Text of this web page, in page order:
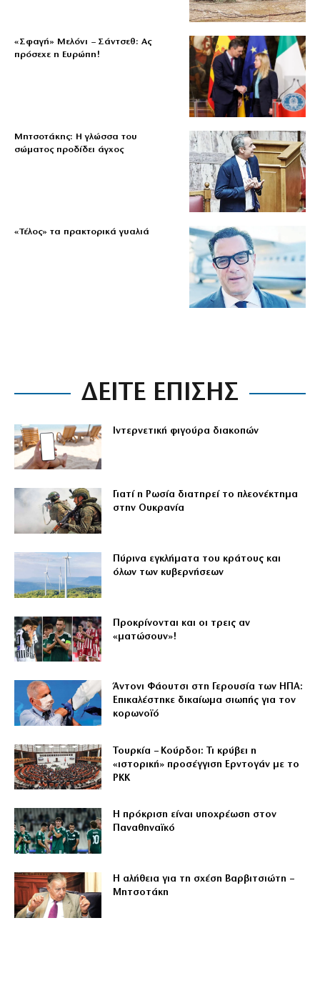
«Σφαγή» Μελόνι – Σάντσεθ: Ας
πρόσεχε η Ευρώπη!
Μητσοτάκης: Η γλώσσα του
σώματος προδίδει άγχος
«Τέλος» τα πρακτορικά γυαλιά
ΔΕΙΤΕ ΕΠΙΣΗΣ
Ιντερνετική φιγούρα διακοπών
Γιατί η Ρωσία διατηρεί το πλεονέκτημα
στην Ουκρανία
Πύρινα εγκλήματα του κράτους και
όλων των κυβερνήσεων
Προκρίνονται και οι τρεις αν
«ματώσουν»!
Άντονι Φάουτσι στη Γερουσία των ΗΠΑ:
Επικαλέστηκε δικαίωμα σιωπής για τον
κορωνοϊό
Τουρκία – Κούρδοι: Τι κρύβει η
«ιστορική» προσέγγιση Ερντογάν με το
PKK
Η πρόκριση είναι υποχρέωση στον
Παναθηναϊκό
Η αλήθεια για τη σχέση Βαρβιτσιώτη –
Μητσοτάκη